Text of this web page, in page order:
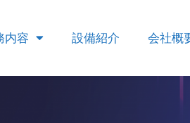
内容 設備紹介 会社概